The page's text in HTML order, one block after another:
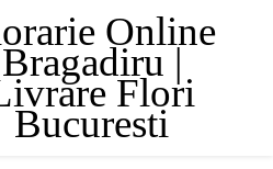
Online
Bragadiru |
Flori
Bucuresti